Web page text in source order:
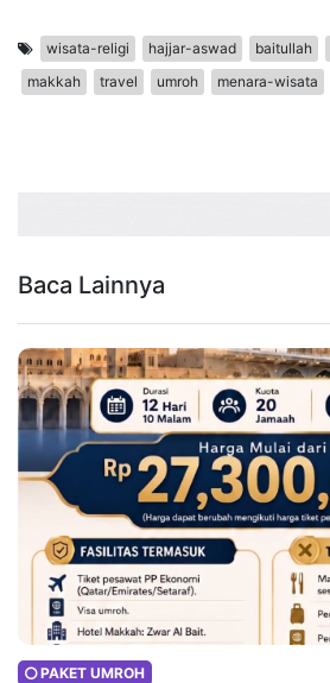
wisata-religi hajjar-aswad baitullah
makkah
travel umroh menara-wisata
Baca Lainnya
PAKET UMROH